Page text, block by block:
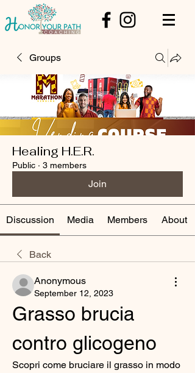
Groups
Healing H.E.R.
Public · 3 members
Join
Discussion Media Members About
Back
Anonymous
September 12, 2023
Grasso brucia
contro glicogeno
Scopri come bruciare il grasso in modo